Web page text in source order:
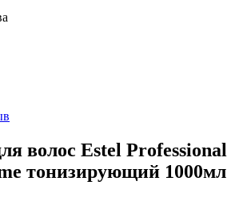
волос Estel Professional
тонизирующий 1000мл